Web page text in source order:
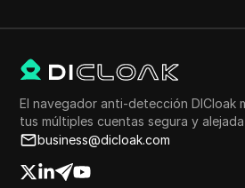
El navegador anti-detección DICloak
tus múltiples cuentas segura y
business@dicloak.com